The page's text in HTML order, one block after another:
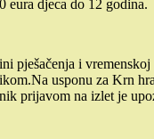
djeca do 12 godina.
pješačenja i
usponu za Krn
prijavom na izlet je